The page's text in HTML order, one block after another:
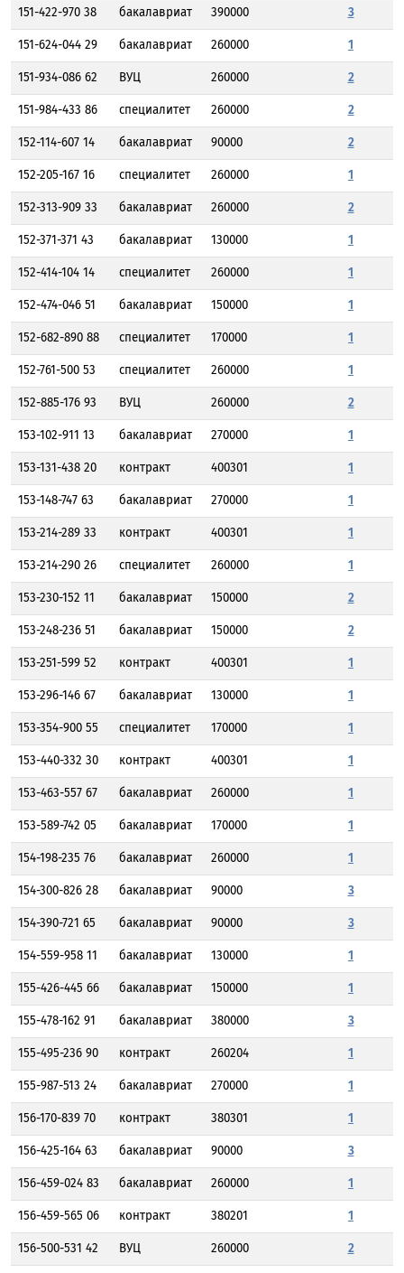
151-422-970 38 бакалавриат 390000 3
151-624-044 29 бакалавриат 260000 1
151-934-086 62 ВУЦ 260000 2
151-984-433 86 специалитет 260000 2
152-114-607 14 бакалавриат 90000 2
152-205-167 16 специалитет 260000 1
152-313-909 33 бакалавриат 260000 2
152-371-371 43 бакалавриат 130000 1
152-414-104 14 специалитет 260000 1
152-474-046 51 бакалавриат 150000 1
152-682-890 88 специалитет 170000 1
152-761-500 53 специалитет 260000 1
152-885-176 93 ВУЦ 260000 2
153-102-911 13 бакалавриат 270000 1
153-131-438 20 контракт 400301 1
153-148-747 63 бакалавриат 270000 1
153-214-289 33 контракт 400301 1
153-214-290 26 специалитет 260000 1
153-230-152 11 бакалавриат 150000 2
153-248-236 51 бакалавриат 150000 2
153-251-599 52 контракт 400301 1
153-296-146 67 бакалавриат 130000 1
153-354-900 55 специалитет 170000 1
153-440-332 30 контракт 400301 1
153-463-557 67 бакалавриат 260000 1
153-589-742 05 бакалавриат 170000 1
154-198-235 76 бакалавриат 260000 1
154-300-826 28 бакалавриат 90000 3
154-390-721 65 бакалавриат 90000 3
154-559-958 11 бакалавриат 130000 1
155-426-445 66 бакалавриат 150000 1
155-478-162 91 бакалавриат 380000 3
155-495-236 90 контракт 260204 1
155-987-513 24 бакалавриат 270000 1
156-170-839 70 контракт 380301 1
156-425-164 63 бакалавриат 90000 3
156-459-024 83 бакалавриат 260000 1
156-459-565 06 контракт 380201 1
156-500-531 42 ВУЦ 260000 2